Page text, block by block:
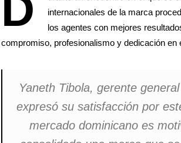
internacionales de la marca
los agentes con mejores
compromiso, profesionalismo y dedicación en
Yaneth Tibola, gerente
expresó su satisfacción por
mercado dominicano es